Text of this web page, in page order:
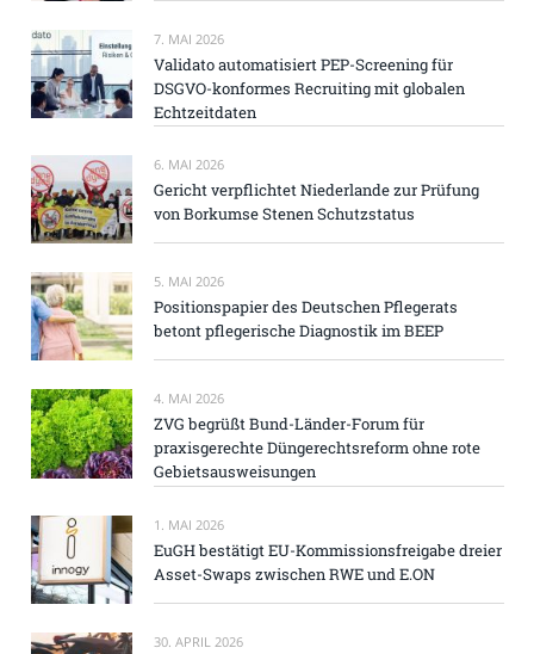
7. MAI 2026
Validato automatisiert PEP-Screening für
DSGVO-konformes Recruiting mit globalen
Echtzeitdaten
6. MAI 2026
Gericht verpflichtet Niederlande zur Prüfung
von Borkumse Stenen Schutzstatus
5. MAI 2026
Positionspapier des Deutschen Pflegerats
betont pflegerische Diagnostik im BEEP
4. MAI 2026
ZVG begrüßt Bund-Länder-Forum für
praxisgerechte Düngerechtsreform ohne rote
Gebietsausweisungen
1. MAI 2026
EuGH bestätigt EU-Kommissionsfreigabe dreier
Asset-Swaps zwischen RWE und E.ON
30. APRIL 2026